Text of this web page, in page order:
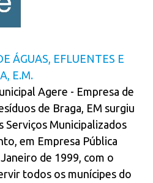
ÁGUAS, EFLUENTES E
E.M.
Agere - Empresa de
de Braga, EM surgiu
Serviços Municipalizados
em Empresa Pública
de 1999, com o
todos os munícipes do